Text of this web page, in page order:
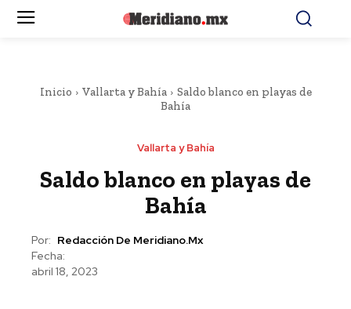
Inicio Vallarta y Bahía
Saldo blanco en playas de
Bahía
Vallarta y Bahía
Saldo blanco en playas de
Bahía
Por: Redacción De Meridiano.mx
Fecha:
abril 18, 2023